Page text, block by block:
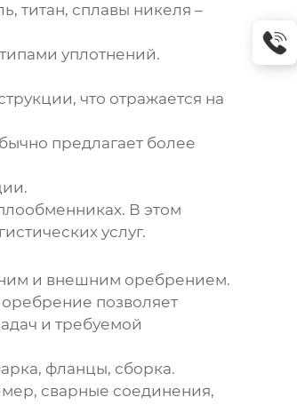
титан, сплавы никеля –
уплотнений.
что отражается на
предлагает более
В этом
услуг.
и внешним оребрением.
позволяет
и требуемой
фланцы, сборка.
сварные соединения,